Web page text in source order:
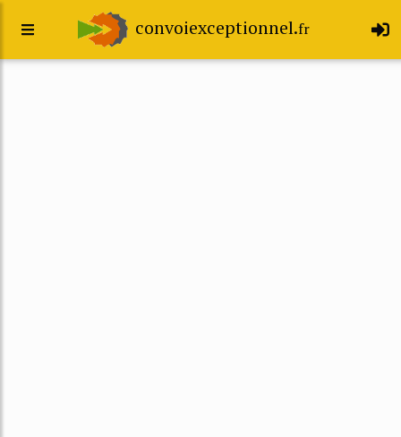
convoiexceptionnel.fr